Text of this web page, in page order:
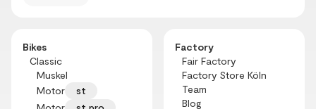
Bikes
Classic
Muskel
Motor
st
Factory
Fair Factory
Factory Store Köln
Team
Blog